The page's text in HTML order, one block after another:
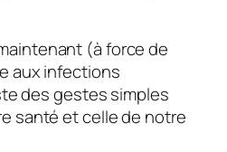
(à force de
aux infections
des gestes simples
santé et celle de notre